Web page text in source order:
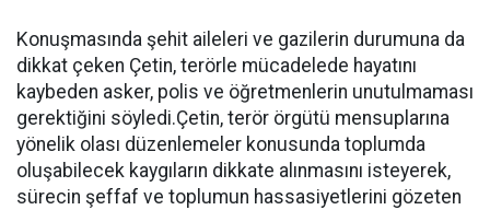
Konuşmasında şehit aileleri ve gazilerin durumuna da
dikkat çeken Çetin, terörle mücadelede hayatını
kaybeden asker, polis ve öğretmenlerin unutulmaması
gerektiğini söyledi.Çetin, terör örgütü mensuplarına
yönelik olası düzenlemeler konusunda toplumda
oluşabilecek kaygıların dikkate alınmasını isteyerek,
sürecin şeffaf ve toplumun hassasiyetlerini gözeten